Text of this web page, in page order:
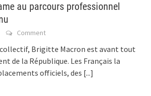
au parcours professionnel
Comment
collectif, Brigitte Macron est avant tout
de la République. Les Français la
officiels, des [...]